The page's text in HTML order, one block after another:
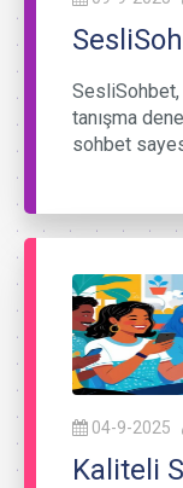
tanışma
sohbet
04-9-2025
Kaliteli